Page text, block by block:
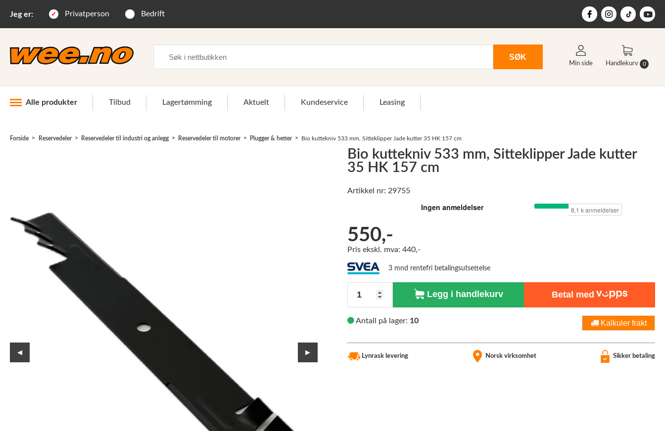
Jeg er: Privatperson Bedrift
SØK
Min side Handlekurv 0
Alle produkter Tilbud Lagertømming Aktuelt Kundeservice Leasing
Vinter og snøutstyr
Reservedeler
Nye Wee produkter
Lagertømming
Leasing
Forside Reservedeler Reservedeler til industri og anlegg Reservedeler til motorer Plugger & hetter Bio kuttekniv 533 mm, Sitteklipper Jade kutter 35 HK 157 cm
◀ ▶
Bio kuttekniv 533 mm, Sitteklipper Jade kutter
35 HK 157 cm
Artikkel nr: 29755
550,-
Pris ekskl. mva: 440,-
3 mnd rentefri betalingsutsettelse
Legg i handlekurv Betal med
Antall på lager: 10 Kalkuler frakt
Lynrask levering Norsk virksomhet Sikker betaling